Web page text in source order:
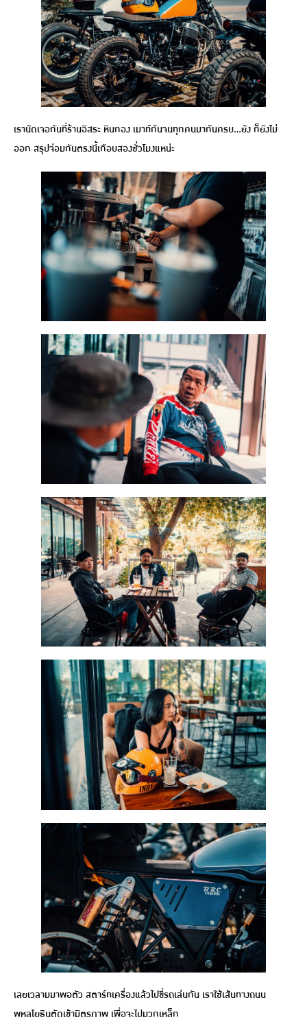
เรานัดเจอกันที่ร้านอิสระ หินกอง เมาท์กันจนทุกคนมากันครบ…ยัง ก็ยังไม่
ออก สรุปจ่อมกันตรงนี้เกือบสองชั่วโมงแหน่ะ
เลยเวลามมาพอตัว สตาร์ทเครื่องแล้วไปขี่รถเล่นกัน เราใช้เส้นทางถนน
พหลโยธินตัดเข้ามิตรภาพ เพื่อจะไปมวกเหล็ก